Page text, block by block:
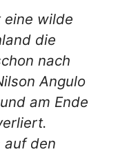
wilde
die
nach
Angulo
am Ende
auf den